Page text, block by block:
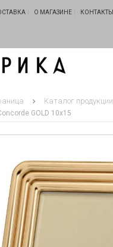
О МАГАЗИНЕ КОНТАКТЫ
Каталог продукции
GOLD 10х15